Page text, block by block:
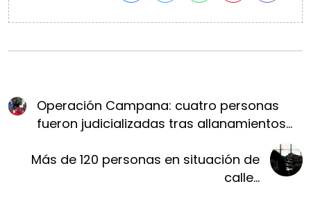
Operación Campana: cuatro personas
fueron judicializadas tras allanamientos...
Más de 120 personas en situación de
calle...